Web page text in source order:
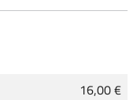
16,00 €